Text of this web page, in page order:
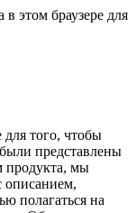
этом браузере для
того, чтобы
представлены
продукта, мы
описанием,
полагаться на